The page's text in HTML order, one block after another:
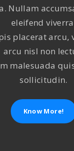
Nullam
eleifend
placerat arcu,
arcu nisl non
malesuada
sollicitudin.
Know More!